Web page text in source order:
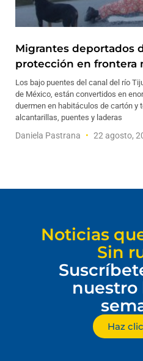
Migrantes deportados
protección en frontera
Los bajo puentes del canal del río
de México, están convertidos en
duermen en habitáculos de cartón y
alcantarillas, puentes y laderas
Daniela Pastrana 22 agosto,
Noticias
Sin
Haz